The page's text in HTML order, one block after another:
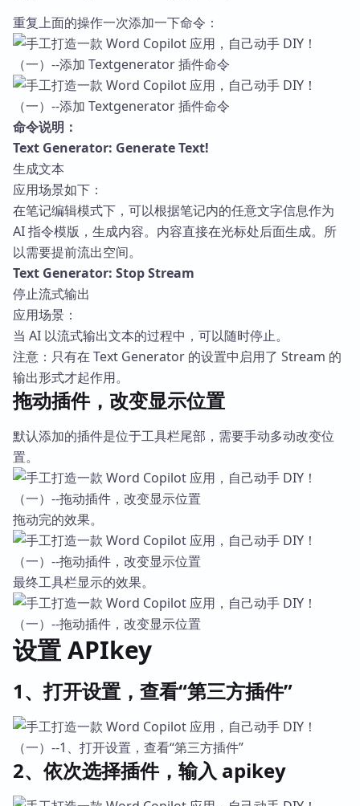
重复上面的操作一次添加一下命令：
命令说明：
Text Generator: Generate Text!
生成文本
应用场景如下：
在笔记编辑模式下，可以根据笔记内的任意文字信息作为
AI 指令模版，生成内容。内容直接在光标处后面生成。所
以需要提前流出空间。
Text Generator: Stop Stream
停止流式输出
应用场景：
当 AI 以流式输出文本的过程中，可以随时停止。
注意：只有在 Text Generator 的设置中启用了 Stream 的
输出形式才起作用。
拖动插件，改变显示位置
默认添加的插件是位于工具栏尾部，需要手动多动改变位
置。
拖动完的效果。
最终工具栏显示的效果。
设置 APIkey
1、打开设置，查看“第三方插件”
2、依次选择插件，输入 apikey